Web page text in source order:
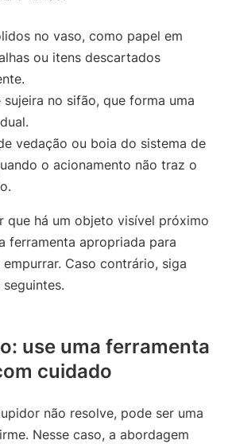
no vaso, como papel em
ou itens descartados
sujeira no sifão, que forma uma
vedação ou boia do sistema de
o acionamento não traz o
que há um objeto visível próximo
ferramenta apropriada para
Caso contrário, siga
use uma ferramenta
cuidado
não resolve, pode ser uma
Nesse caso, a abordagem